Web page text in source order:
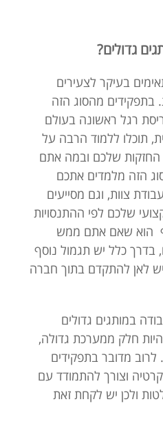
גדולים?
בעיקר לצעירים
מהסוג הזה
רגל ראשונה בעולם
תוכלו ללמוד הרבה על
החזקות שלכם ובמה אתם
הזה מלמדים אתכם
צוות, וגם מסייעים
שלכם לפי ההתנסויות
הוא שאם אתם ממש
כלל יש תגמול נוסף
לאן להתקדם בתוך חברה
במותגים גדולים
חלק ממערכת גדולה,
לרוב מדובר בתפקידים
וצורך להתמודד עם
ולכן יש לקחת זאת